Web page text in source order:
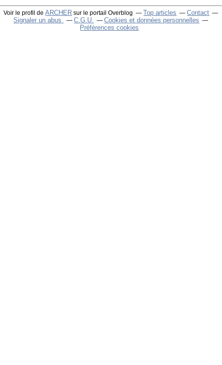
Voir le profil deARCHER sur le portail Overblog Top articles
Contact
Signaler un abus
C.G.U.
Cookies et données personnelles
Préférences cookies